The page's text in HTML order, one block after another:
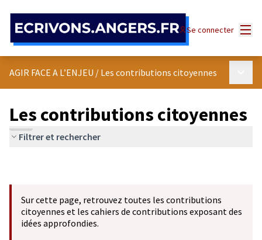
Se connecter
AGIR FACE A L’ENJEU / Les contributions citoyennes
Les contributions citoyennes
Filtrer et rechercher
Sur cette page, retrouvez toutes les contributions
citoyennes et les cahiers de contributions exposant des
idées approfondies.